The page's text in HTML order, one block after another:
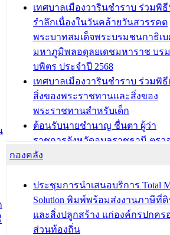
เทศบาลเมืองวารินชำราบ ร่วมพิ
รำลึกเนื่องในวันคล้ายวันสวรรคต
พระบาทสมเด็จพระบรมชนกาธิเบ
มหาภูมิพลอดุลยเดชมหาราช บร
บพิตร ประจำปี 2568
เทศบาลเมืองวารินชำราบ ร่วมพิ
สิ่งของพระราชทานและสิ่งของ
พระราชทานสำหรับเด็ก
ต้อนรับนายชำนาญ ชื่นตา ผู้ว่า
ราชการจังหวัดอุบลราชธานี ตรวจ
ความเรียบร้อยของสถานที่ในการเ
องคมนตรี
สำนักทะเบียนท้องถิ่นเทศบาลเมือง
วารินชำราบ ดำเนินการมอบทะเบี
บ้าน ทร.14 และบัตรประจำตัว
กองคลัง
ประชุมการนำเสนอบริการ Total
Solution พิมพ์พร้อมส่งงานภาษีที่
และสิ่งปลูกสร้าง แก่องค์กรปกคร
ส่วนท้องถิ่น